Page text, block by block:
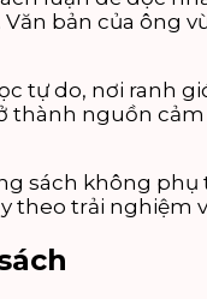
bản của
tự do, nơi ranh
nguồn
sách không
trải nghiệm